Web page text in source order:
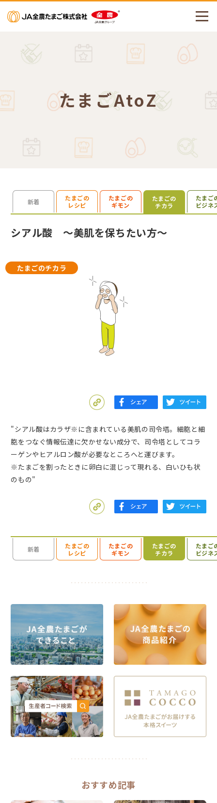
メニューを開く
たまごAtoZ
新着
たまごの
レシピ
たまごの
ギモン
たまごの
チカラ
たまご
ビジネ
検索を開く
シアル酸 ～美肌を保ちたい方～
たまごのチカラ
"シアル酸はカラザ※に含まれている美肌の司令塔。細胞と細
胞をつなぐ情報伝達に欠かせない成分で、司令塔としてコラ
ーゲンやヒアルロン酸が必要なところへと運びます。
※たまごを割ったときに卵白に混じって現れる、白いひも状
のもの"
新着
たまごの
レシピ
たまごの
ギモン
たまごの
チカラ
たまご
ビジネ
検索を開く
おすすめ記事